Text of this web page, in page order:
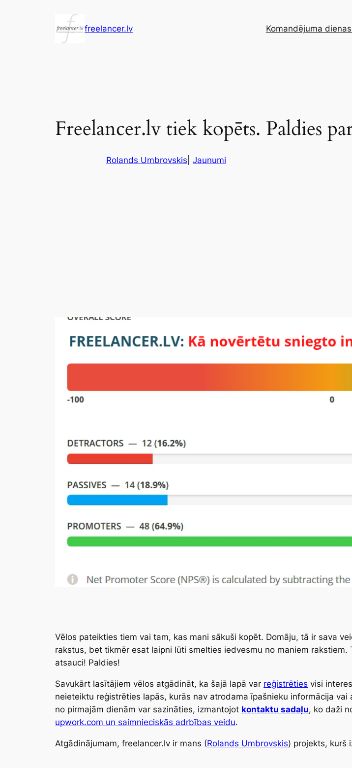
freelancer.lv Komandējuma
Freelancer.lv tiek kopēts. Paldies
Rolands Umbrovskis Jaunumi
Vēlos pateikties tiem vai tam, kas mani sākuši kopēt. Domāju, tā ir sava
rakstus, bet tikmēr esat laipni lūti smelties iedvesmu no maniem
atsauci! Paldies!
Savukārt lasītājiem vēlos atgādināt, ka šajā lapā var reģistrēties visi
neieteiktu reģistrēties lapās, kurās nav atrodama īpašnieku informācija
no pirmajām dienām var sazināties, izmantojot kontaktu sadaļu, ko daži
upwork.com un saimnieciskās adrbības veidu.
Atgādinājumam, freelancer.lv ir mans (Rolands Umbrovskis) projekts, kurš